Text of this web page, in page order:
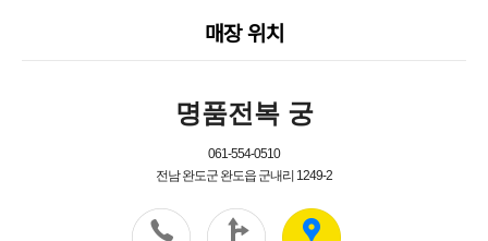
매장 위치